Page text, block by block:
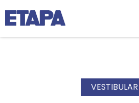
VESTIBULAR